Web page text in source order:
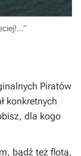
Piratów
konkretnych
dla kogo
bądź też flotą,